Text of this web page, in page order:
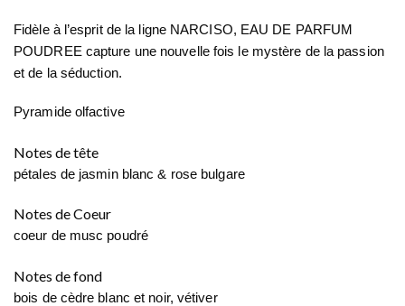
Fidèle à l’esprit de la ligne NARCISO, EAU DE PARFUM
POUDREE capture une nouvelle fois le mystère de la passion
et de la séduction.
Pyramide olfactive
Notes de tête
pétales de jasmin blanc & rose bulgare
Notes de Coeur
coeur de musc poudré
Notes de fond
bois de cèdre blanc et noir, vétiver